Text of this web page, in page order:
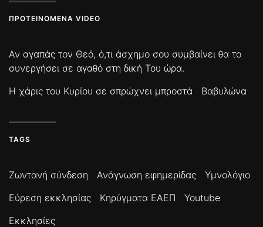
ΠΡΟΤΕΙΝΌΜΕΝΑ VIDEO
Αν αγαπάς τον Θεό, ό,τι άσχημο σου συμβαίνει θα το
συνεργήσει σε αγαθό στη δική Του ώρα.
Η χάρις του Κυρίου σε σπρώχνει μπροστά
Βαβυλώνα
TAGS
Ζωντανή σύνδεση Ανάγνωση εφημερίδας
Υμνολόγιο
Εύρεση εκκλησίας
Κηρύγματα ΕΑΕΠ
Youtube
Εκκλησίες